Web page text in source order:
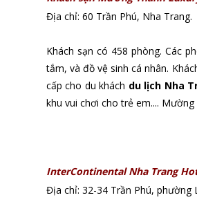
Địa chỉ: 60 Trần Phú, Nha Trang.
Khách sạn có 458 phòng. Các
tắm, và đồ vệ sinh cá nhân.
cấp cho du khách du lịch Nha
khu vui chơi cho trẻ em....
InterContinental Nha Trang
Địa chỉ: 32-34 Trần Phú, phường